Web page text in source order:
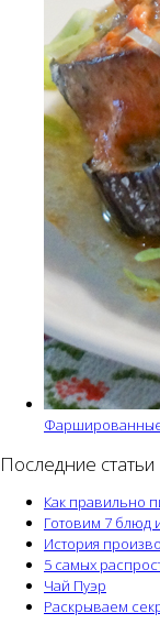
Последние статьи
Как правильно
Готовим 7 блюд
История
5 самых
Чай Пуэр
Раскрываем